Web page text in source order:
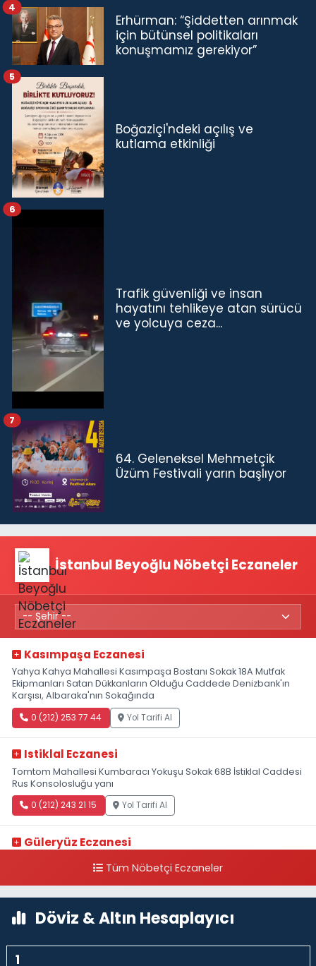
Erhürman: “Şiddetten arınmak
için bütünsel politikaları
konuşmamız gerekiyor”
4
Boğaziçi'ndeki açılış ve
kutlama etkinliği
5
Trafik güvenliği ve insan
hayatını tehlikeye atan sürücü
ve yolcuya ceza...
6
64. Geleneksel Mehmetçik
Üzüm Festivali yarın başlıyor
7
İstanbul Beyoğlu Nöbetçi Eczaneler
Kasımpaşa Eczanesi
Yahya Kahya Mahallesi Kasımpaşa Bostanı Sokak 18A Mutfak
Ekipmanları Satan Dükkanların Olduğu Caddede Denizbank'ın
Karşısı, Albaraka'nın Sokağında
0 (212) 253 77 44 Yol Tarifi Al
Istiklal Eczanesi
Tomtom Mahallesi Kumbaracı Yokuşu Sokak 68B İstiklal Caddesi
Rus Konsolosluğu yanı
0 (212) 243 21 15 Yol Tarifi Al
Güleryüz Eczanesi
kalaycıbahçe Meydana DoğruTüm Nöbetçi Eczaneler
Döviz & Altın Hesaplayıcı